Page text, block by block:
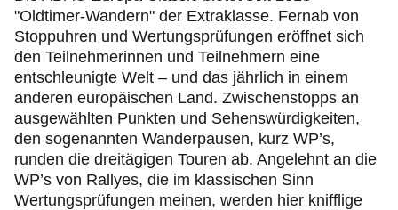
"Oldtimer-Wandern" der Extraklasse. Fernab von
Stoppuhren und Wertungsprüfungen eröffnet sich
den Teilnehmerinnen und Teilnehmern eine
entschleunigte Welt – und das jährlich in einem
anderen europäischen Land. Zwischenstopps an
ausgewählten Punkten und Sehenswürdigkeiten,
den sogenannten Wanderpausen, kurz WP’s,
runden die dreitägigen Touren ab. Angelehnt an die
WP’s von Rallyes, die im klassischen Sinn
Wertungsprüfungen meinen, werden hier knifflige